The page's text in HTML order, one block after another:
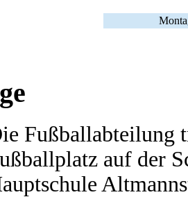
Fußballabteilung
auf der